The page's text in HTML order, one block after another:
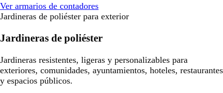
Ver armarios de contadores
Jardineras de poliéster para exterior
Jardineras de poliéster
Jardineras resistentes, ligeras y personalizables para
exteriores, comunidades, ayuntamientos, hoteles, restaurantes
y espacios públicos.